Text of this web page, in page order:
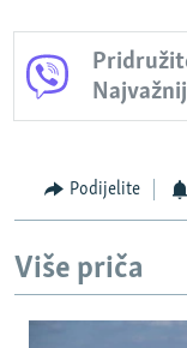
Podijelite
Više priča